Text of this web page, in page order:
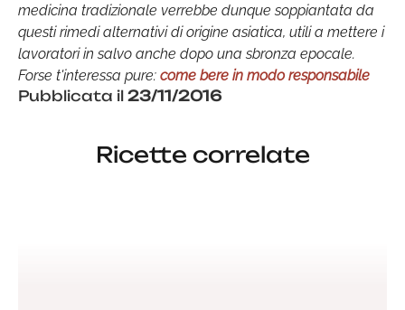
medicina tradizionale verrebbe dunque soppiantata da
questi rimedi alternativi di origine asiatica, utili a mettere i
lavoratori in salvo anche dopo una sbronza epocale.
Forse t'interessa pure: come bere in modo responsabile
Pubblicata il 23/11/2016
Ricette correlate